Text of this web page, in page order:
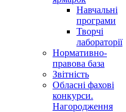
Навчальні
програми
Творчі
лабораторії
Нормативно-
правова база
Звітність
Обласні фахові
конкурси.
Нагородження